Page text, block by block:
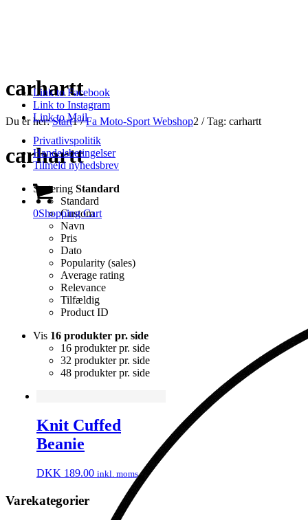
Link to Facebook
Link to Instagram
Link to Mail
Privatlivspolitik
Handelsbetingelser
Tilmeld nyhedsbrev
0Shopping Cart
carhartt
Du er her: Start1 / Fa Moto-Sport Webshop2 / Tag: carhartt
carhartt
Sortering Standard
Standard
Custom
Navn
Pris
Dato
Popularity (sales)
Average rating
Relevance
Tilfældig
Product ID
Vis 16 produkter pr. side
16 produkter pr. side
32 produkter pr. side
48 produkter pr. side
Knit Cuffed
Beanie
DKK 189.00 inkl. moms
Varekategorier